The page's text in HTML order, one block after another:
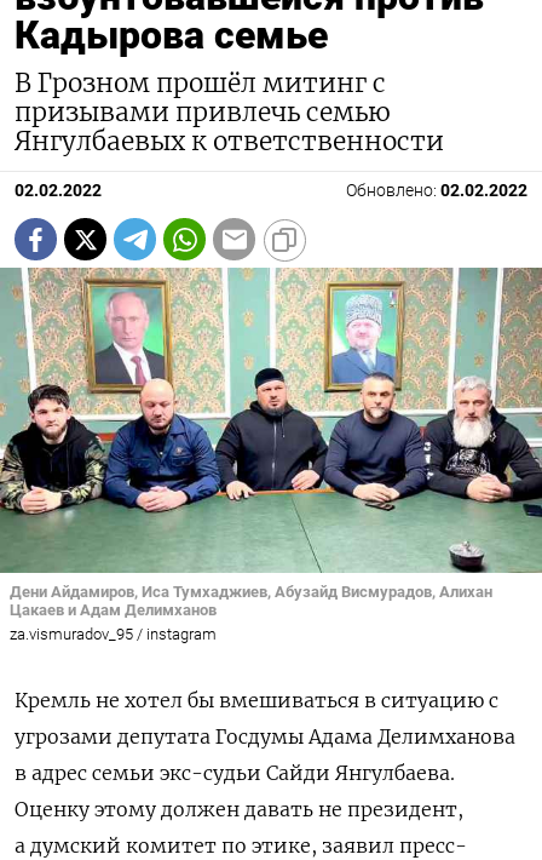
Кадырова семье
В Грозном прошёл митинг с
призывами привлечь семью
Янгулбаевых к ответственности
02.02.2022 Обновлено: 02.02.2022
Дени Айдамиров, Иса Тумхаджиев, Абузайд Висмурадов, Алихан
Цакаев и Адам Делимханов
za.vismuradov_95 / instagram
Кремль не хотел бы вмешиваться в ситуацию с
угрозами депутата Госдумы Адама Делимханова
в адрес семьи экс-судьи Сайди Янгулбаева.
Оценку этому должен давать не президент,
а думский комитет по этике, заявил пресс-